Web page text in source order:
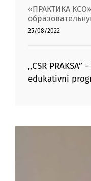
«ПРАКТИКА
25/08/2022
,,CSR
edukativni